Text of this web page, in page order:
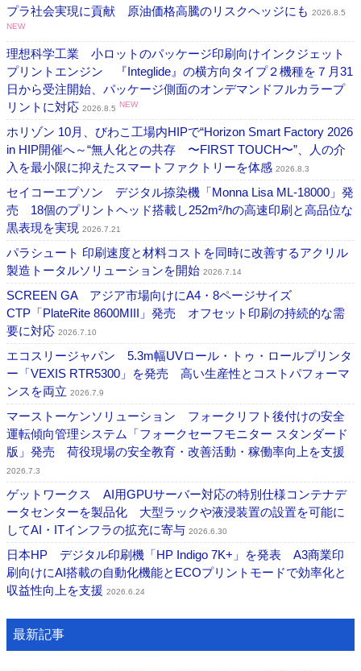
プラ社会実現に貢献 原油価格高騰のリスクヘッジにも 2026.8.5
NEW
理想科学工業 小ロットのパッケージ印刷向けインクジェット
プリントエンジン 『Integlide』の横方向タイプ２機種を７月31
日から受注開始、パッケージ側面のオンデマンドフルカラープ
リントに対応 2026.8.5 NEW
ホリゾン 10月、びわこ工場内HIPで“Horizon Smart Factory 2026
in HIP開催へ～“無人化との共存 〜FIRST TOUCH〜”、人の介
入を最小限に抑えたスマートファクトリーを体感 2026.8.3
セイコーエプソン デジタル捺染機「Monna Lisa ML-18000」発
売 18個のプリントヘッド搭載し252m²/hの高速印刷と高品位な
黒表現を実現 2026.7.21
パラシュート 印刷速度と材料コストを同時に改善するアクリル
製造トータルソリューションを開始 2026.7.14
SCREEN GA アジア市場向けにA4・8ページサイズ
CTP「PlateRite 8600MIII」発売 オフセット印刷の持続的な需
要に対応 2026.7.10
エコスリージャパン 5.3m幅UVロール・トゥ・ロールプリンタ
ー「VEXIS RTR5300」を発売 高い生産性とコストパフォーマ
ンスを両立 2026.7.9
マーストーケンソリューション フォークリフト後付けの安全
運転傾向管理システム「フォークセーフモニター スタンダード
版」発売 荷役現場の安全教育・改善活動・稼働率向上を支援
2026.7.3
ゲットワークス AI用GPUサーバー対応の特別仕様コンテナデ
ータセンターを製品化 大型ラックや液浸装置の設置を可能に
してAI・ITインフラの拡充に寄与 2026.6.30
日本HP デジタル印刷機「HP Indigo 7K+」を発表 A3商業印
刷向けにAI搭載の自動化機能とECOプリントモードで効率化と
収益性向上を支援 2026.6.24
最新記事